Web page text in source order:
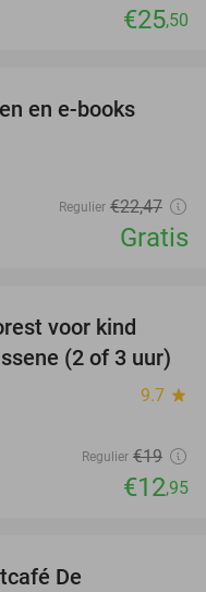
€25,50
en e-books
Regulier €22,47
Gratis
voor kind
(2 of 3 uur)
9.7 star
Regulier €19
€12,95
De